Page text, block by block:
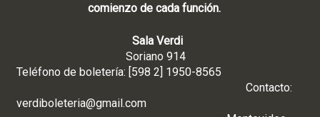
comienzo de cada función.
Sala Verdi
Soriano 914
Teléfono de boletería: [598 2] 1950-8565
Contacto:
verdiboleteria@gmail.com